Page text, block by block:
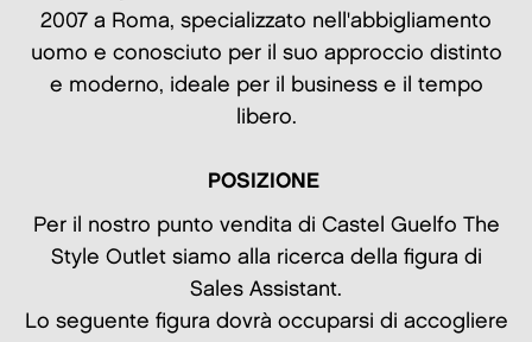
2007 a Roma, specializzato nell'abbigliamento
uomo e conosciuto per il suo approccio distinto
e moderno, ideale per il business e il tempo
libero.
POSIZIONE
Per il nostro punto vendita di Castel Guelfo The
Style Outlet siamo alla ricerca della figura di
Sales Assistant.
Lo seguente figura dovrà occuparsi di accogliere